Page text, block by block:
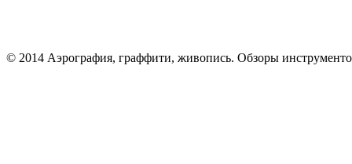
© 2014 Аэрография, граффити, живопись. Обзоры